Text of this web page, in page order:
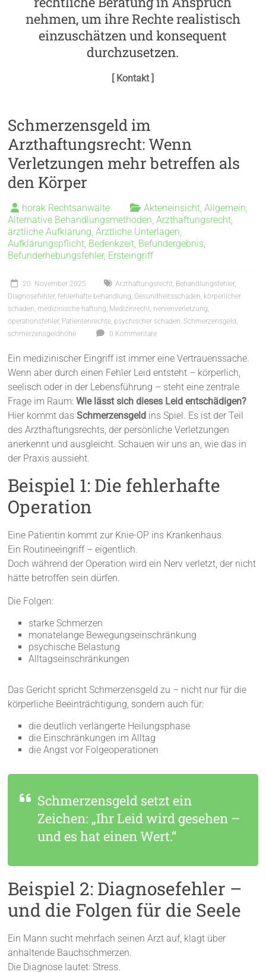
nehmen, um ihre Rechte realistisch
einzuschätzen und konsequent
durchzusetzen.
[ Kontakt ]
Schmerzensgeld im
Arzthaftungsrecht: Wenn
Verletzungen mehr betreffen als
den Körper
horak Rechtsanwälte Akteneinsicht ,Allgemein
Alternative Behandlungsmethoden ,Arzthaftungsrecht
ärztliche Aufklärung ,Ärztliche Unterlagen
Aufklärungspflicht Bedenkzeit Befundergebnis
Befunderhebungsfehler, Ersteingriff
20. November 2025 Arzthaftungsrecht Behandlungsfehler,
Diagnosefehler,fehlerhafte behandlung Gesundheitsschaden körperlicher
schaden medizinische haftung Medizinrecht nervenverletzung
operationsfehler, Patientenrechte psychischer schaden ,Schmerzensgeld
schmerzensgeldhöhe
0 Kommentare
Ein medizinischer Eingriff ist immer eine Vertrauenssache.
Wenn aber durch einen Fehler Leid entsteht – körperlich,
seelisch oder in der Lebensführung – steht eine zentrale
Frage im Raum:Wie lässt sich dieses Leid entschädigen?
Hier kommt dasSchmerzensgeld ins Spiel. Es ist der Teil
des Arzthaftungsrechts, der persönliche Verletzungen
anerkennt und ausgleicht. Schauen wir uns an, wie das in
der Praxis aussieht.
Beispiel 1: Die fehlerhafte
Operation
Eine Patientin kommt zur Knie-OP ins Krankenhaus.
Ein Routineeingriff – eigentlich.
Doch während der Operation wird ein Nerv verletzt, der nicht
hätte betroffen sein dürfen.
Die Folgen:
starke Schmerzen
monatelange Bewegungseinschränkung
psychische Belastung
Alltagseinschränkungen
Das Gericht spricht Schmerzensgeld zu – nicht nur für die
körperliche Beeinträchtigung, sondern auch für:
die deutlich verlängerte Heilungsphase
die Einschränkungen im Alltag
die Angst vor Folgeoperationen
Schmerzensgeld setzt ein
Zeichen: „Ihr Leid wird gesehen –
und es hat einen Wert.“
Beispiel 2: Diagnosefehler –
und die Folgen für die Seele
Ein Mann sucht mehrfach seinen Arzt auf, klagt über
anhaltende Bauchschmerzen.
Die Diagnose lautet: Stress.